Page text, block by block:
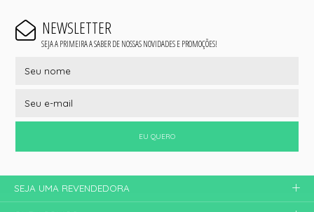
NEWSLETTER
SEJA A PRIMEIRA A SABER DE NOSSAS NOVIDADES E PROMOÇÕES!
EU QUERO
SEJA UMA REVENDEDORA